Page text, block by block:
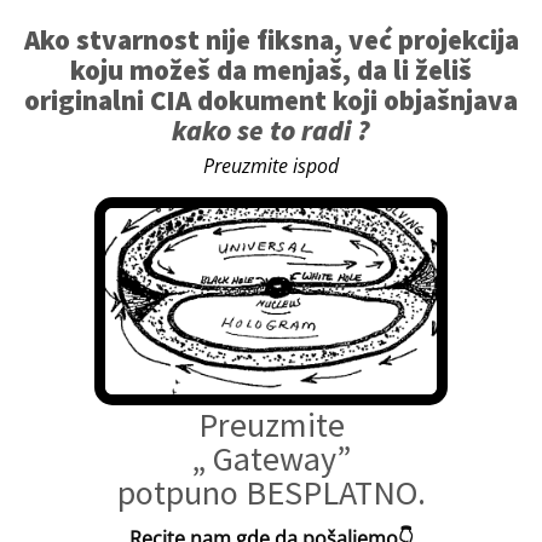
Ako stvarnost nije fiksna, već projekcija
koju možeš da menjaš, da li želiš
originalni CIA dokument koji objašnjava
kako se to radi ?
Preuzmite ispod
Preuzmite
„ Gateway”
potpuno BESPLATNO.